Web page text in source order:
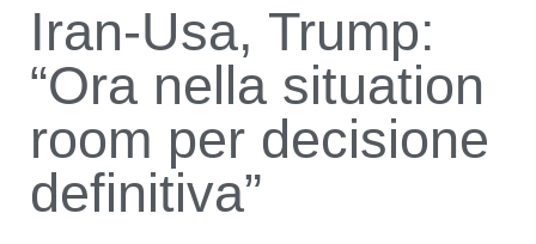
Iran-Usa, Trump:
“Ora nella situation
room per decisione
definitiva”